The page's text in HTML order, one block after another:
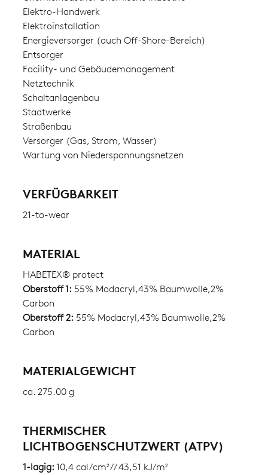
Elektro-Handwerk
Elektroinstallation
Energieversorger (auch Off-Shore-Bereich)
Entsorger
Facility- und Gebäudemanagement
Netztechnik
Schaltanlagenbau
Stadtwerke
Straßenbau
Versorger (Gas, Strom, Wasser)
Wartung von Niederspannungsnetzen
VERFÜGBARKEIT
21-to-wear
MATERIAL
HABETEX® protect
Oberstoff 1: 55% Modacryl,43% Baumwolle,2%
Carbon
Oberstoff 2: 55% Modacryl,43% Baumwolle,2%
Carbon
MATERIALGEWICHT
ca. 275.00 g
THERMISCHER
LICHTBOGENSCHUTZWERT (ATPV)
1-lagig: 10,4 cal/cm² // 43,51 kJ/m²